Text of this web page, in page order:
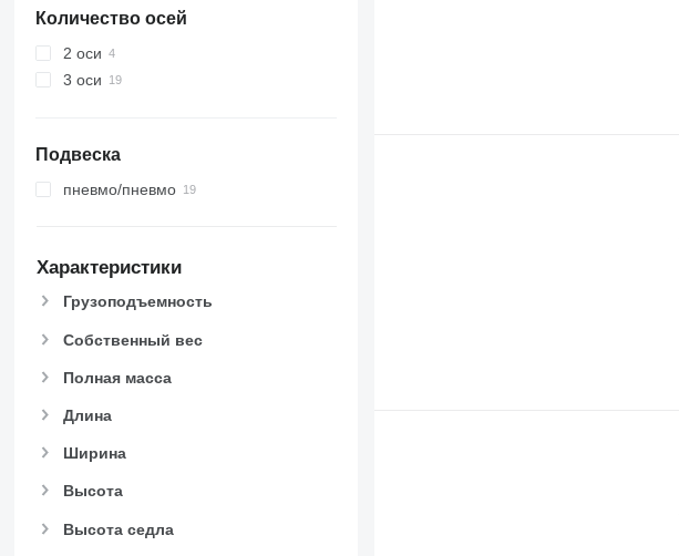
Количество осей
2 оси
3 оси
Подвеска
пневмо/пневмо
Характеристики
Грузоподъемность
Собственный вес
Полная масса
Длина
Ширина
Высота
Высота седла